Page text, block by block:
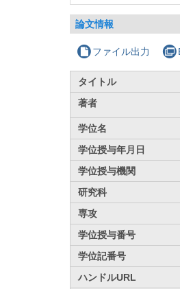
論文情報
ファイル出力
タイトル
著者
学位名
学位授与年月日
学位授与機関
研究科
専攻
学位授与番号
学位記番号
ハンドルURL